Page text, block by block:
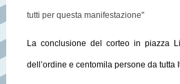
tutti per questa manifestazione"
La conclusione del corteo in piazza
dell’ordine e centomila persone da tutta